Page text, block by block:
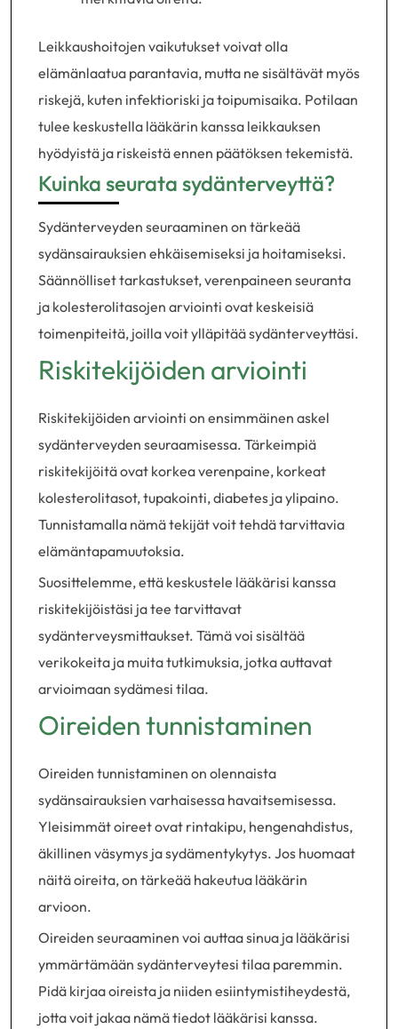
Leikkaushoitojen vaikutukset voivat olla
elämänlaatua parantavia, mutta ne sisältävät myös
riskejä, kuten infektioriski ja toipumisaika. Potilaan
tulee keskustella lääkärin kanssa leikkauksen
hyödyistä ja riskeistä ennen päätöksen tekemistä.
Kuinka seurata sydänterveyttä?
Sydänterveyden seuraaminen on tärkeää
sydänsairauksien ehkäisemiseksi ja hoitamiseksi.
Säännölliset tarkastukset, verenpaineen seuranta
ja kolesterolitasojen arviointi ovat keskeisiä
toimenpiteitä, joilla voit ylläpitää sydänterveyttäsi.
Riskitekijöiden arviointi
Riskitekijöiden arviointi on ensimmäinen askel
sydänterveyden seuraamisessa. Tärkeimpiä
riskitekijöitä ovat korkea verenpaine, korkeat
kolesterolitasot, tupakointi, diabetes ja ylipaino.
Tunnistamalla nämä tekijät voit tehdä tarvittavia
elämäntapamuutoksia.
Suosittelemme, että keskustele lääkärisi kanssa
riskitekijöistäsi ja tee tarvittavat
sydänterveysmittaukset. Tämä voi sisältää
verikokeita ja muita tutkimuksia, jotka auttavat
arvioimaan sydämesi tilaa.
Oireiden tunnistaminen
Oireiden tunnistaminen on olennaista
sydänsairauksien varhaisessa havaitsemisessa.
Yleisimmät oireet ovat rintakipu, hengenahdistus,
äkillinen väsymys ja sydämentykytys. Jos huomaat
näitä oireita, on tärkeää hakeutua lääkärin
arvioon.
Oireiden seuraaminen voi auttaa sinua ja lääkärisi
ymmärtämään sydänterveytesi tilaa paremmin.
Pidä kirjaa oireista ja niiden esiintymistiheydestä,
jotta voit jakaa nämä tiedot lääkärisi kanssa.